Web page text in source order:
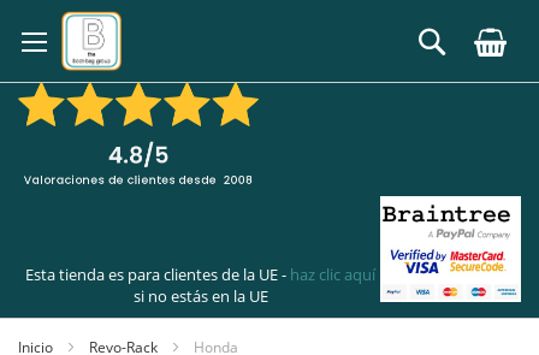
al
contenido
Buscar
Esta tienda es para clientes de la UE - haz clic aquí
si no estás en la UE
Inicio Revo-Rack Honda